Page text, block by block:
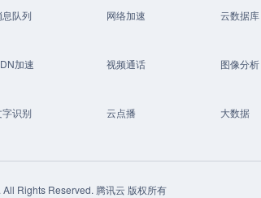
息队列 网络加速 云数据库
加速 视频通话 图像分析
字识别 云点播 大数据
Rights Reserved. 腾讯云 版权所有